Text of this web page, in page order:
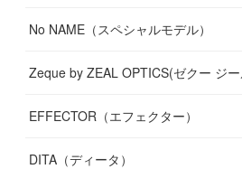
No NAME（スペシャルモデル）
Zeque by ZEAL OPTICS(ゼクー ジー
EFFECTOR（エフェクター）
DITA（ディータ）